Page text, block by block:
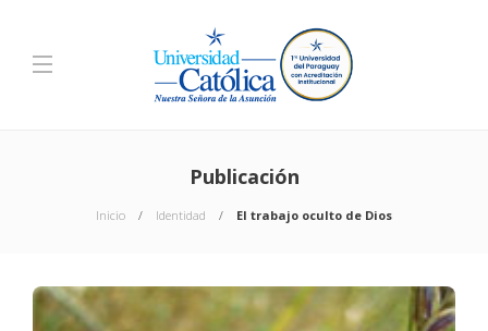
Publicación
Inicio Identidad El trabajo oculto de Dios